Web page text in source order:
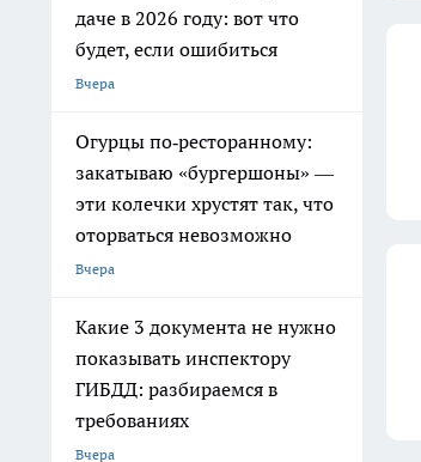
даче в 2026 году: вот что
будет, если ошибиться
Вчера
Огурцы по‑ресторанному:
закатываю «бургершоны» —
эти колечки хрустят так, что
оторваться невозможно
Вчера
Какие 3 документа не нужно
показывать инспектору
ГИБДД: разбираемся в
требованиях
Вчера